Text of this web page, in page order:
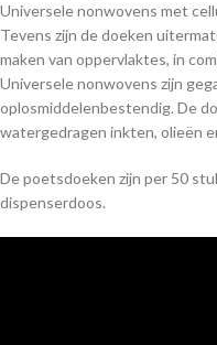
Universele nonwovens met
Tevens zijn de doeken
maken van oppervlaktes, in
Universele nonwovens zijn
oplosmiddelenbestendig. De
watergedragen inkten, olieën
De poetsdoeken zijn per 50
dispenserdoos.